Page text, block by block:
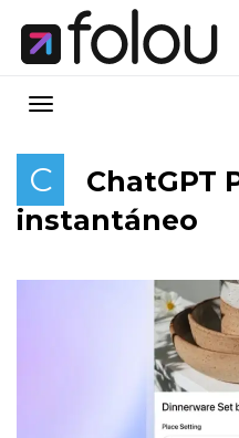
C
ChatGPT
instantáneo